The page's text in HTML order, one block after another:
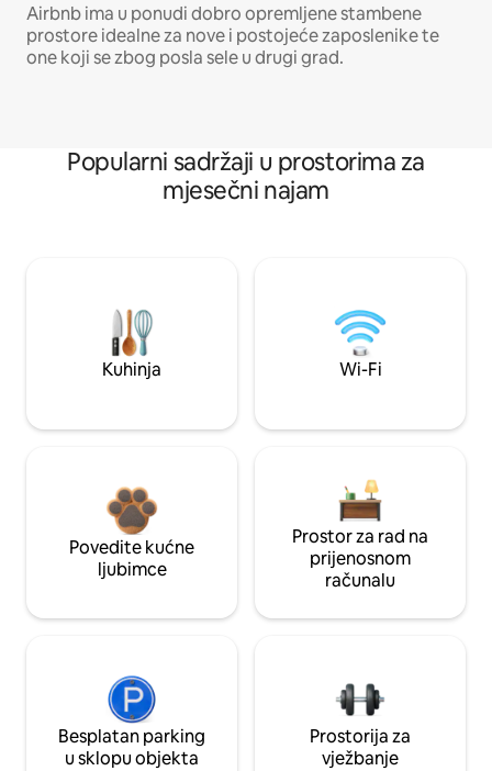
Airbnb ima u ponudi dobro opremljene stambene
prostore idealne za nove i postojeće zaposlenike te
one koji se zbog posla sele u drugi grad.
Popularni sadržaji u prostorima za
mjesečni najam
Kuhinja Wi-Fi
Povedite kućne
ljubimce
Prostor za rad na
prijenosnom
računalu
Besplatan parking
u sklopu objekta
Prostorija za
vježbanje